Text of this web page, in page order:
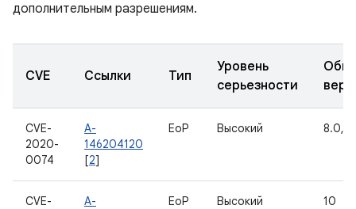
дополнительным разрешениям.
CVE Ссылки Тип
Уровень
серьезности
CVE-
2020-
0074
A-
146204120
[2]
EoP Высокий 8.0,
CVE-
A-
EoP Высокий 10